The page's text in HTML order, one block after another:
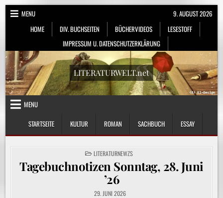
Skip
MENU
HOME
DIV. BUCHSEITEN BÜCHERVIDEOS
LESESTOFF
IMPRESSUM U. DATENSCHUTZERKLÄRUNG
9. AUGUST 2026
LITERATURWELT.net
MENU
STARTSEITE
KULTUR ROMAN SACHBUCH ESSAY
POSTED
IN
LITERATURNEWZS
Tagebuchnotizen Sonntag, 28. Juni
’26
29. JUNI 2026